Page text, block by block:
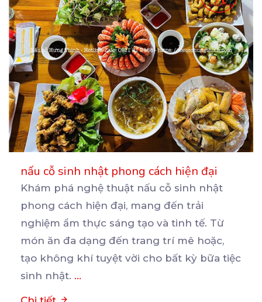
nấu cỗ sinh nhật phong cách hiện đại
Khám phá nghệ thuật nấu cỗ sinh nhật
phong cách hiện đại, mang đến trải
nghiệm ẩm thực sáng tạo và tinh tế. Từ
món ăn đa dạng đến trang trí mê hoặc,
tạo không khí tuyệt vời cho bất kỳ bữa tiệc
sinh nhật. ...